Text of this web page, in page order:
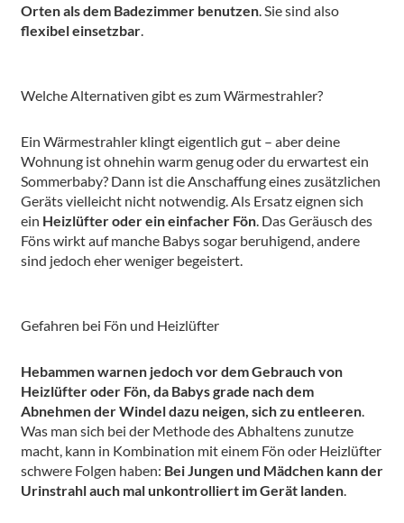
Orten als dem Badezimmer benutzen. Sie sind also
flexibel einsetzbar.
Welche Alternativen gibt es zum Wärmestrahler?
Ein Wärmestrahler klingt eigentlich gut – aber deine
Wohnung ist ohnehin warm genug oder du erwartest ein
Sommerbaby? Dann ist die Anschaffung eines zusätzlichen
Geräts vielleicht nicht notwendig. Als Ersatz eignen sich
ein Heizlüfter oder ein einfacher Fön. Das Geräusch des
Föns wirkt auf manche Babys sogar beruhigend, andere
sind jedoch eher weniger begeistert.
Gefahren bei Fön und Heizlüfter
Hebammen warnen jedoch vor dem Gebrauch von
Heizlüfter oder Fön, da Babys grade nach dem
Abnehmen der Windel dazu neigen, sich zu entleeren.
Was man sich bei der Methode des Abhaltens zunutze
macht, kann in Kombination mit einem Fön oder Heizlüfter
schwere Folgen haben: Bei Jungen und Mädchen kann der
Urinstrahl auch mal unkontrolliert im Gerät landen.